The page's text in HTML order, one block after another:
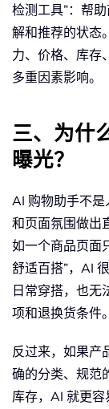
检测工具”：帮
解和推荐的状态
力、价格、库存
多重因素影响。
三、为什
曝光？
AI 购物助手不
和页面氛围做出
如一个商品页面
舒适百搭”，AI
日常穿搭，也
项和退换货条件。
反过来，如果产
确的分类、规范
库存，AI 就更